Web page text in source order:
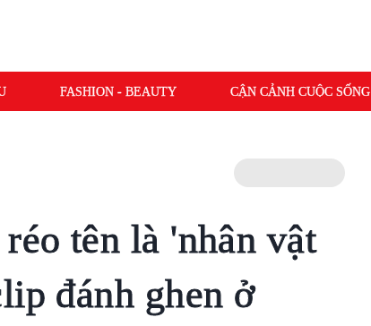
FASHION - BEAUTY CẬN CẢNH CUỘC SỐNG
tên là 'nhân vật
đánh ghen ở